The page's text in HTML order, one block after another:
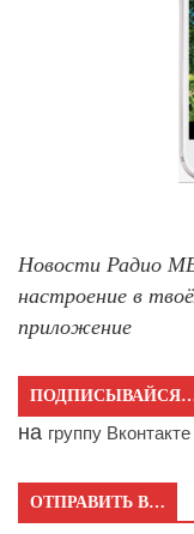
Новости Радио
настроение в
приложение
на группу Вконтакте
ОТПРАВИТЬ В…